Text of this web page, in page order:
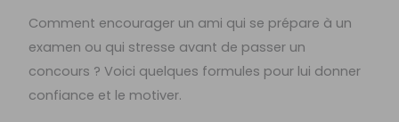
Comment encourager un ami qui se prépare à un
examen ou qui stresse avant de passer un
concours ? Voici quelques formules pour lui donner
confiance et le motiver.